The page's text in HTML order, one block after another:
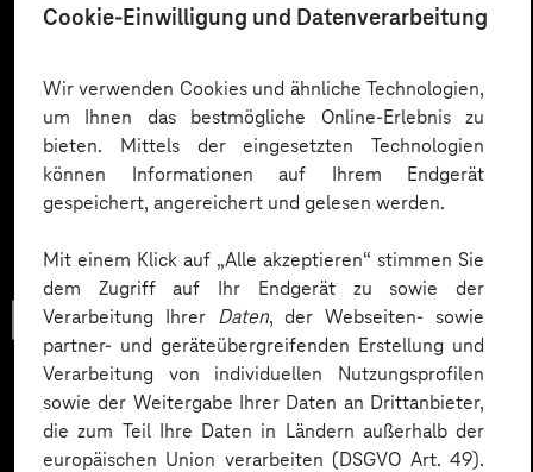
Cookie-Einwilligung und Datenverarbeitung
Wir verwenden Cookies und ähnliche Technologien,
um Ihnen das bestmögliche Online-Erlebnis zu
bieten. Mittels der eingesetzten Technologien
können Informationen auf Ihrem Endgerät
gespeichert, angereichert und gelesen werden.
Mit einem Klick auf „Alle akzeptieren“ stimmen Sie
dem Zugriff auf Ihr Endgerät zu sowie der
Verarbeitung Ihrer Daten, der Webseiten- sowie
partner- und geräteübergreifenden Erstellung und
Verarbeitung von individuellen Nutzungsprofilen
sowie der Weitergabe Ihrer Daten an Drittanbieter,
die zum Teil Ihre Daten in Ländern außerhalb der
europäischen Union verarbeiten (DSGVO Art. 49).
Checkliste
Datenschutz in KI-Projekten